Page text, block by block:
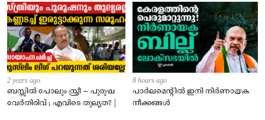
2 years ago
ബസ്സിൽ പോലും സ്ത്രീ – പുരുഷ
വേർതിരിവ് ; എവിടെ തുല്യത? |
8 hours ago
പാർലമെന്റിൽ ഇനി നിർണായക
നീക്കങ്ങൾ